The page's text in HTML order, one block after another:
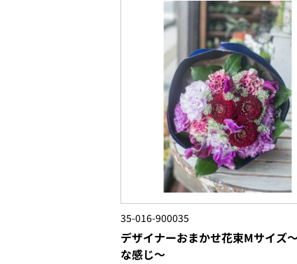
35-016-900035
デザイナーおまかせ花束Mサイズ
な感じ～